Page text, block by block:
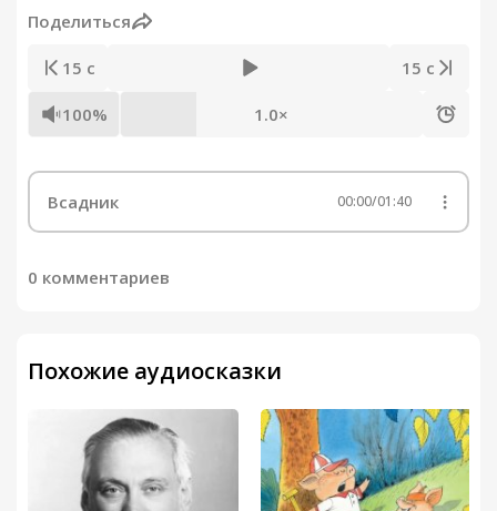
Поделиться
15 с 15 с
100% 1.0×
Всадник 00:00/01:40
0 комментариев
Похожие аудиосказки